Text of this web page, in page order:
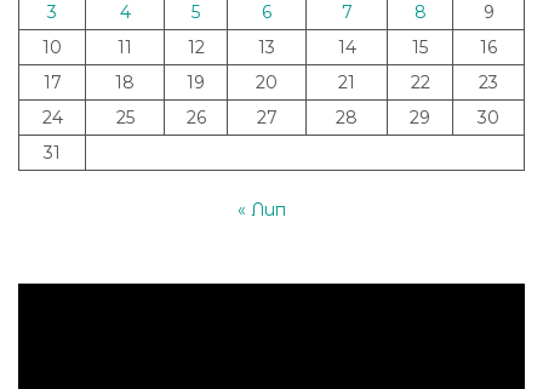
3
4 5 6 7 8
9
10
11 12 13 14 15
16
17
18 19 20 21 22
23
24
25 26 27 28 29
30
31
« Лип